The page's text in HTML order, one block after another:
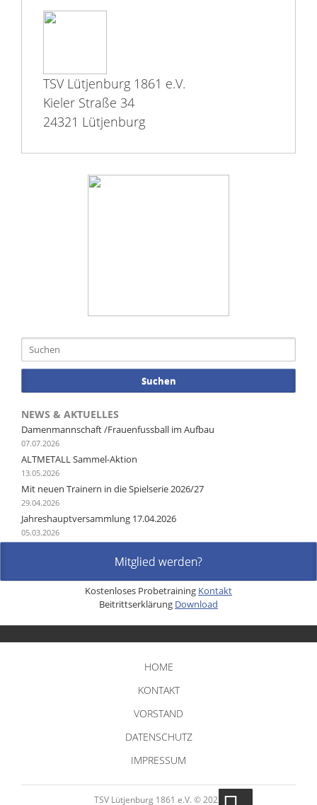
TSV Lütjenburg 1861 e.V.
Kieler Straße 34
24321 Lütjenburg
Suchen
NEWS & AKTUELLES
Damenmannschaft /Frauenfussball im Aufbau
07.07.2026
ALTMETALL Sammel-Aktion
13.05.2026
Mit neuen Trainern in die Spielserie 2026/27
29.04.2026
Jahreshauptversammlung 17.04.2026
05.03.2026
Mitglied werden?
Kostenloses Probetraining Kontakt
Beitrittserklärung Download
HOME
KONTAKT
VORSTAND
DATENSCHUTZ
IMPRESSUM
TSV Lütjenburg 1861 e.V. © 2022